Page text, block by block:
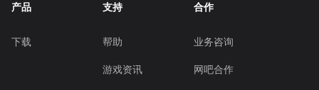
产品
下载
支持
帮助
游戏资讯
合作
业务咨询
网吧合作